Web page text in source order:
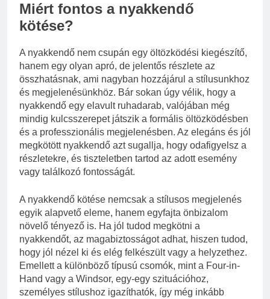
Miért fontos a nyakkendő
kötése?
A nyakkendő nem csupán egy öltözködési kiegészítő,
hanem egy olyan apró, de jelentős részlete az
összhatásnak, ami nagyban hozzájárul a stílusunkhoz
és megjelenésünkhöz. Bár sokan úgy vélik, hogy a
nyakkendő egy elavult ruhadarab, valójában még
mindig kulcsszerepet játszik a formális öltözködésben
és a professzionális megjelenésben. Az elegáns és jól
megkötött nyakkendő azt sugallja, hogy odafigyelsz a
részletekre, és tiszteletben tartod az adott esemény
vagy találkozó fontosságát.
A nyakkendő kötése nemcsak a stílusos megjelenés
egyik alapvető eleme, hanem egyfajta önbizalom
növelő tényező is. Ha jól tudod megkötni a
nyakkendőt, az magabiztosságot adhat, hiszen tudod,
hogy jól nézel ki és elég felkészült vagy a helyzethez.
Emellett a különböző típusú csomók, mint a Four-in-
Hand vagy a Windsor, egy-egy szituációhoz,
személyes stílushoz igazíthatók, így még inkább